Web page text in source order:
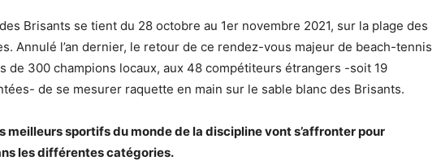
Brisants se tient du 28 octobre au 1er novembre 2021, sur la plage des
Annulé l’an dernier, le retour de ce rendez-vous majeur de beach-tennis
de 300 champions locaux, aux 48 compétiteurs étrangers -soit 19
de se mesurer raquette en main sur le sable blanc des Brisants.
meilleurs sportifs du monde de la discipline vont s’affronter pour
les différentes catégories.